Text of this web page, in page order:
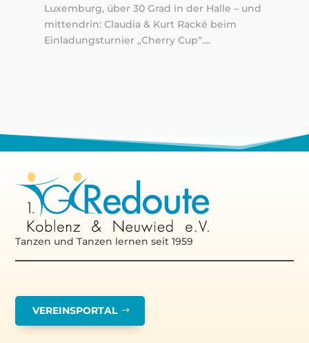
Luxemburg, über 30 Grad in der Halle – und
mittendrin: Claudia & Kurt Racké beim
Einladungsturnier „Cherry Cup“....
Tanzen und Tanzen lernen seit 1959
VEREINSPORTAL